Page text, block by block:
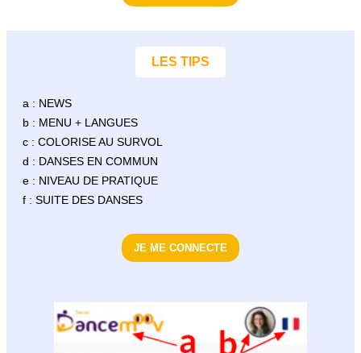
LES TIPS
a : NEWS
b : MENU + LANGUES
c : COLORISE AU SURVOL
d : DANSES EN COMMUN
e : NIVEAU DE PRATIQUE
f : SUITE DES DANSES
JE ME CONNECTE